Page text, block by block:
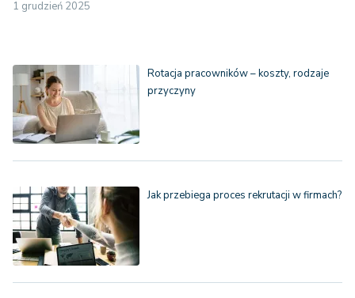
1 grudzień 2025
Rotacja pracowników – koszty, rodzaje
przyczyny
Jak przebiega proces rekrutacji w firmach?